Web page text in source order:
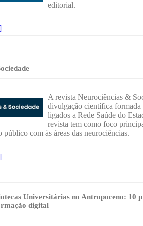
editorial.
A revista Neurociências &
divulgação científica
ligados a Rede Saúde do
revista tem como foco
com às áreas das neurociências.
Universitárias no Antropoceno: 10
digital